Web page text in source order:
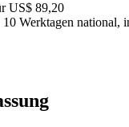
US$ 89,20
10 Werktagen national,